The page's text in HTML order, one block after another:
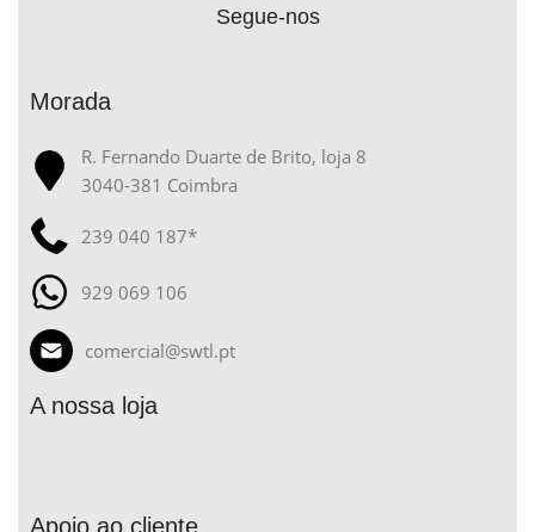
Segue-nos
Morada
R. Fernando Duarte de Brito, loja 8
3040-381 Coimbra
239 040 187*
929 069 106
comercial@swtl.pt
A nossa loja
Apoio ao cliente